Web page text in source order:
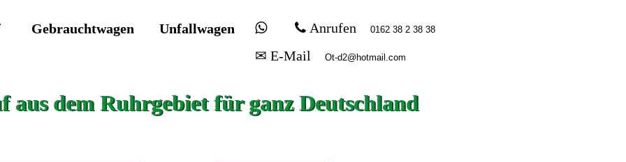
Gebrauchtwagen Unfallwagen
Anrufen
✉ E-Mail
aus dem Ruhrgebiet für ganz Deutschland